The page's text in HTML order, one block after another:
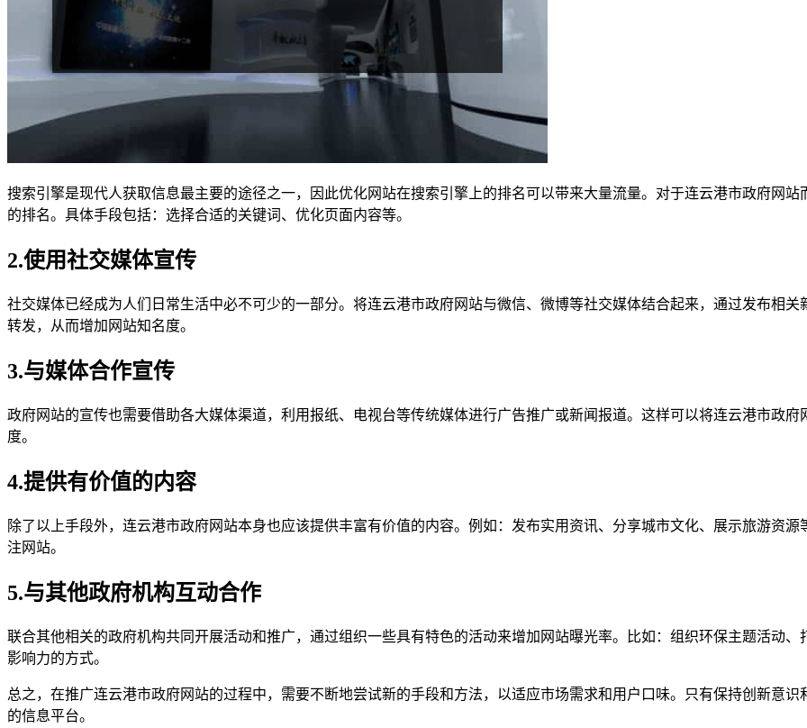
搜索引擎是现代人获取信息最主要的途径之一，因此优化网站在搜索引擎上的排名可以带来大量流量。对于连云港市政府网
的排名。具体手段包括：选择合适的关键词、优化页面内容等。
2.使用社交媒体宣传
社交媒体已经成为人们日常生活中必不可少的一部分。将连云港市政府网站与微信、微博等社交媒体结合起来，通过发布相
转发，从而增加网站知名度。
3.与媒体合作宣传
政府网站的宣传也需要借助各大媒体渠道，利用报纸、电视台等传统媒体进行广告推广或新闻报道。这样可以将连云港市政
度。
4.提供有价值的内容
除了以上手段外，连云港市政府网站本身也应该提供丰富有价值的内容。例如：发布实用资讯、分享城市文化、展示旅游资
注网站。
5.与其他政府机构互动合作
联合其他相关的政府机构共同开展活动和推广，通过组织一些具有特色的活动来增加网站曝光率。比如：组织环保主题活动
影响力的方式。
总之，在推广连云港市政府网站的过程中，需要不断地尝试新的手段和方法，以适应市场需求和用户口味。只有保持创新意
的信息平台。